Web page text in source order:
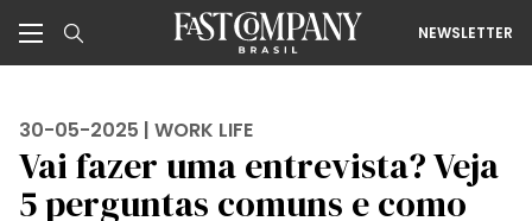
NEWSLETTER
30-05-2025 | WORK LIFE
Vai fazer uma entrevista? Veja
5 perguntas comuns e como